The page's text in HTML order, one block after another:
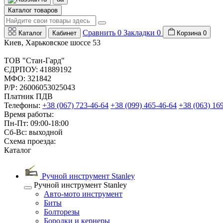
Каталог товаров
Каталог Кабинет Сравнить 0 Закладки 0 Корзина 0
Киев, Харьковское шоссе 53
ТОВ "Стан-Гард"
ЄДРПОУ: 41889192
МФО: 321842
Р/Р: 26006053025043
Платник ПДВ
Телефоны: +38 (067) 723-46-64 +38 (099) 465-46-64 +38 (063)
Время работы:
Пн-Пт: 09:00-18:00
Сб-Вс: выходной
Схема проезда:
Каталог
Ручной инструмент Stanley
Ручной инструмент Stanley
Авто-мото инструмент
Биты
Болторезы
Бородки и кернеры